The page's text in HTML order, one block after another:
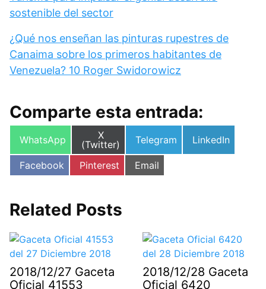
sostenible del sector
¿Qué nos enseñan las pinturas rupestres de
Canaima sobre los primeros habitantes de
Venezuela? 10 Roger Swidorowicz
Comparte esta entrada:
Compartir
WhatsApp
Compartir
en
X
(Twitter)
Compartir
Telegram
Compartir
LinkedIn
Compartir
en
Facebook
Compartir
en
Pinterest
Compartir
en
Email
Related Posts
2018/12/27 Gaceta
Oficial 41553
2018/12/28 Gaceta
Oficial 6420